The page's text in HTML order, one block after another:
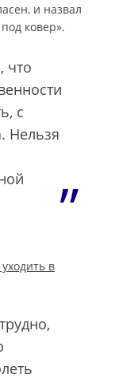
и назвал
ковер».
что
с
Нельзя
в